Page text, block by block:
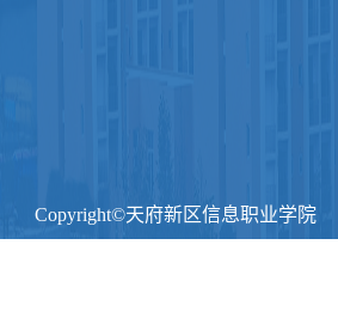
Copyright©天府新区信息职业学院